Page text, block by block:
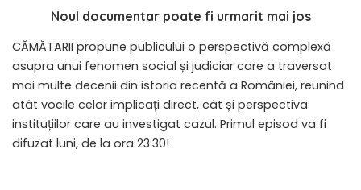
Noul documentar poate fi urmarit mai jos
CĂMĂTARII propune publicului o perspectivă complexă
asupra unui fenomen social și judiciar care a traversat
mai multe decenii din istoria recentă a României, reunind
atât vocile celor implicați direct, cât și perspectiva
instituțiilor care au investigat cazul. Primul episod va fi
difuzat luni, de la ora 23:30!